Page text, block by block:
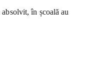
în școală au